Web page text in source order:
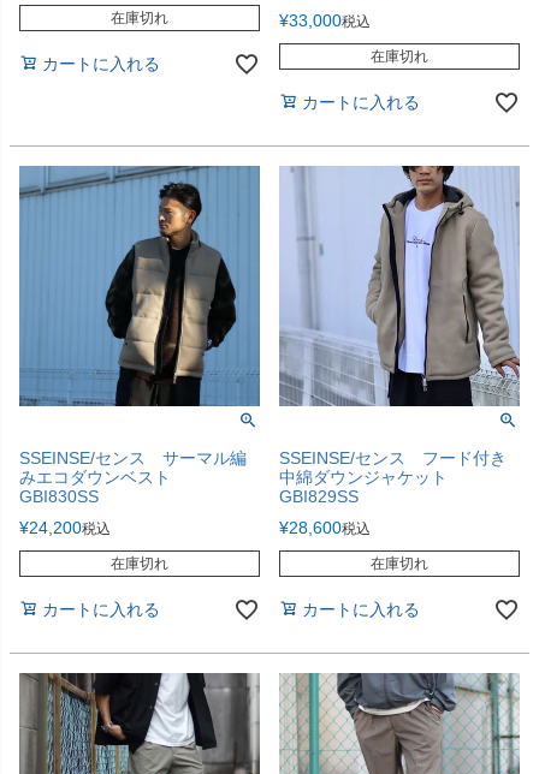
在庫切れ
カートに入れる
¥33,000税込
在庫切れ
カートに入れる
SSEINSE/センス サーマル編
みエコダウンベスト
GBI830SS
¥24,200税込
在庫切れ
カートに入れる
SSEINSE/センス フード付き
中綿ダウンジャケット
GBI829SS
¥28,600税込
在庫切れ
カートに入れる